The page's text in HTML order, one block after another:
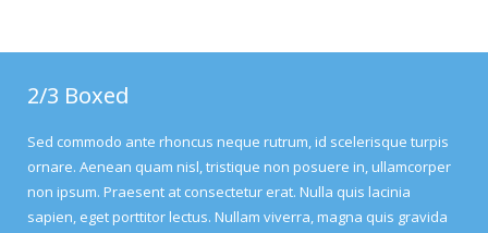
2/3 Boxed
Sed commodo ante rhoncus neque rutrum, id scelerisque turpis
ornare. Aenean quam nisl, tristique non posuere in, ullamcorper
non ipsum. Praesent at consectetur erat. Nulla quis lacinia
sapien, eget porttitor lectus. Nullam viverra, magna quis gravida